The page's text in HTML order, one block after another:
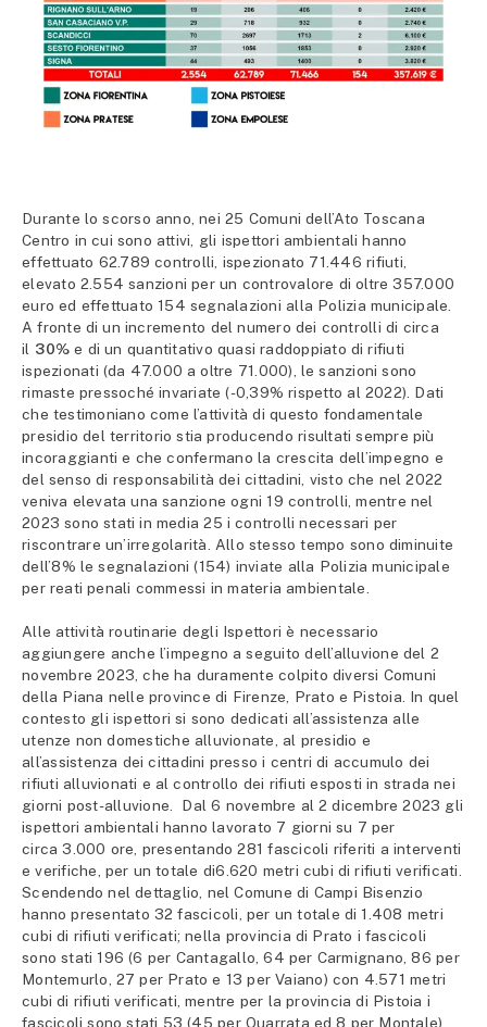
Durante lo scorso anno, nei 25 Comuni dell’Ato Toscana
Centro in cui sono attivi, gli ispettori ambientali hanno
effettuato 62.789 controlli, ispezionato 71.446 rifiuti,
elevato 2.554 sanzioni per un controvalore di oltre 357.000
euro ed effettuato 154 segnalazioni alla Polizia municipale.
A fronte di un incremento del numero dei controlli di circa
il 30% e di un quantitativo quasi raddoppiato di rifiuti
ispezionati (da 47.000 a oltre 71.000), le sanzioni sono
rimaste pressoché invariate (-0,39% rispetto al 2022). Dati
che testimoniano come l’attività di questo fondamentale
presidio del territorio stia producendo risultati sempre più
incoraggianti e che confermano la crescita dell’impegno e
del senso di responsabilità dei cittadini, visto che nel 2022
veniva elevata una sanzione ogni 19 controlli, mentre nel
2023 sono stati in media 25 i controlli necessari per
riscontrare un’irregolarità. Allo stesso tempo sono diminuite
dell’8% le segnalazioni (154) inviate alla Polizia municipale
per reati penali commessi in materia ambientale.
Alle attività routinarie degli Ispettori è necessario
aggiungere anche l’impegno a seguito dell’alluvione del 2
novembre 2023, che ha duramente colpito diversi Comuni
della Piana nelle province di Firenze, Prato e Pistoia. In quel
contesto gli ispettori si sono dedicati all’assistenza alle
utenze non domestiche alluvionate, al presidio e
all’assistenza dei cittadini presso i centri di accumulo dei
rifiuti alluvionati e al controllo dei rifiuti esposti in strada nei
giorni post-alluvione. Dal 6 novembre al 2 dicembre 2023 gli
ispettori ambientali hanno lavorato 7 giorni su 7 per
circa 3.000 ore, presentando 281 fascicoli riferiti a interventi
e verifiche, per un totale di6.620 metri cubi di rifiuti verificati.
Scendendo nel dettaglio, nel Comune di Campi Bisenzio
hanno presentato 32 fascicoli, per un totale di 1.408 metri
cubi di rifiuti verificati; nella provincia di Prato i fascicoli
sono stati 196 (6 per Cantagallo, 64 per Carmignano, 86 per
Montemurlo, 27 per Prato e 13 per Vaiano) con 4.571 metri
cubi di rifiuti verificati, mentre per la provincia di Pistoia i
fascicoli sono stati 53 (45 per Quarrata ed 8 per Montale)